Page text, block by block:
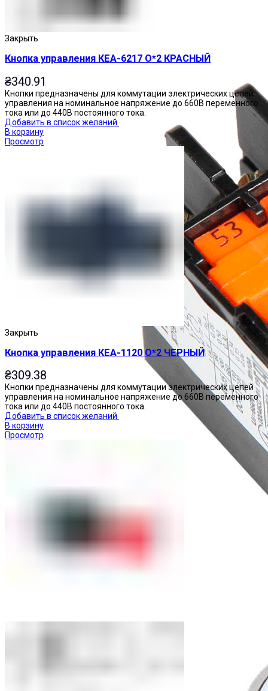
Закрыть
Кнопка управления КЕА-6217 О*2 КРАСНЫЙ
₴340.91
Кнопки предназначены для коммутации электрических цепей
управления на номинальное напряжение до 660В переменного
тока или до 440В постоянного тока.
Добавить в список желаний
В корзину
Просмотр
Закрыть
Кнопка управления КЕА-1120 О*2 ЧЕРНЫЙ
₴309.38
Кнопки предназначены для коммутации электрических цепей
управления на номинальное напряжение до 660В переменного
тока или до 440В постоянного тока.
Добавить в список желаний
В корзину
Просмотр